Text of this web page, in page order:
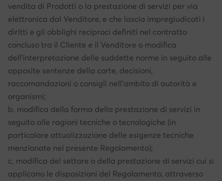
vendita di Prodotti o la prestazione di servizi per via
elettronica dal Venditore, e che lascia impregiudicati i
diritti e gli obblighi reciproci definiti nel contratto
concluso tra il Cliente e il Venditore o modifica
dell’interpretazione delle suddette norme in seguito alle
apposite sentenze della corte, decisioni,
raccomandazioni o consigli nell’ambito di autorità e
organismi;
b. modifica della forma della prestazione di servizi in
seguito alle ragioni tecniche o tecnologiche (in
particolare attualizzazione delle esigenze tecniche
menzionate nel presente Regolamento);
c. modifica del settore o della prestazione di servizi cui si
applicano le disposizioni del Regolamento, attraverso